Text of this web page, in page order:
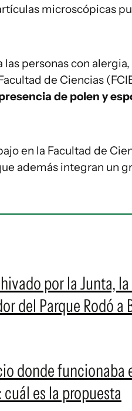
microscópicas
personas con
de Ciencias
de polen y
en la Facultad de
además integran un
por la Junta,
del Parque Rodó a
donde funcionaba
es la propuesta